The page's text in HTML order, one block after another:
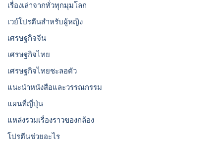
เรื่องเล่าจากทั่วทุกมุมโลก
เวย์โปรตีนสำหรับผู้หญิง
เศรษฐกิจจีน
เศรษฐกิจไทย
เศรษฐกิจไทยชะลอตัว
แนะนำหนังสือและวรรณกรรม
แผนที่ญี่ปุ่น
แหล่งรวมเรื่องราวของกล้อง
โปรตีนช่วยอะไร